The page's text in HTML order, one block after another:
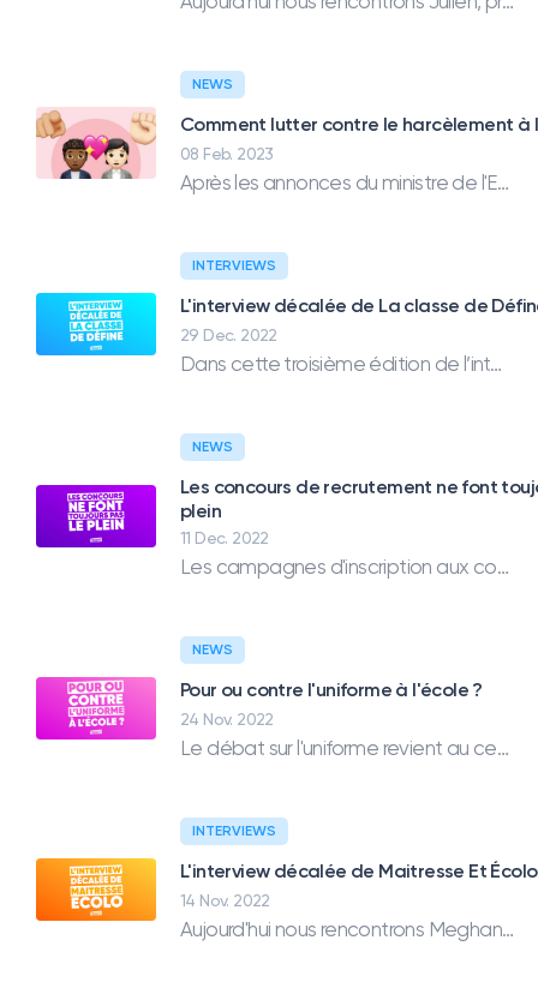
NEWS
Comment lutter contre le harcèlement à
08 Feb. 2023
Après les annonces du ministre de l'Education nationale sur le renforcement de la lutte contre le harcèlement, on fait un état des lieux des dispositifs existants et des ressources à utiliser.
INTERVIEWS
L'interview décalée de La classe de
29 Dec. 2022
Dans cette troisième édition de l’interview décalée, nous rencontrons Delphine, professeur des école depuis 2001. Elle est aujourd’hui professeur de CP. Delphine tient son blog “La classe de Défine” depuis 12 ans.
NEWS
Les concours de recrutement ne font
plein
11 Dec. 2022
Les campagnes d'inscription aux concours de l'enseignement viennent d'être clôturées et la hausse des inscriptions ne sera pas suffisante.
NEWS
Pour ou contre l'uniforme à l'école ?
24 Nov. 2022
Le débat sur l'uniforme revient au centre de l'espace médiatique. Quels sont les arguments pour et contre l'habit scolaire unique ?
INTERVIEWS
L'interview décalée de Maitresse Et Écolo
14 Nov. 2022
Aujourd'hui nous rencontrons Meghann, maitresse de de CE2/CM1 que vous connaissez peut-être sous le pseudo de Maitresse et Ecolo sur Instagram.